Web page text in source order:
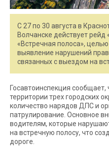
С 27 по 30 августа в
Волчанске действует рейд
«Встречная полоса»,
выявление нарушений
связанных с выездом на
Госавтоинспекция
территории трех городских
количество нарядов ДПС и
патрулирование. Основное
водителям, которые
на встречную полосу, что
дороге.